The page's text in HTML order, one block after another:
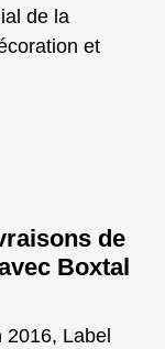
de la
et
de
Boxtal
Label